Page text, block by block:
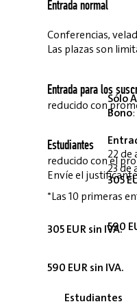
Entrada normal
Conferencias,
Las plazas son
Entrada para los
reducido con
Estudiantes
reducido con el
Envíe el
*Las 10 primeras
305 EUR sin IVA.
590 EUR sin IVA.
Sólo
Bono:
22 de
23 de
305
590
Estudiantes